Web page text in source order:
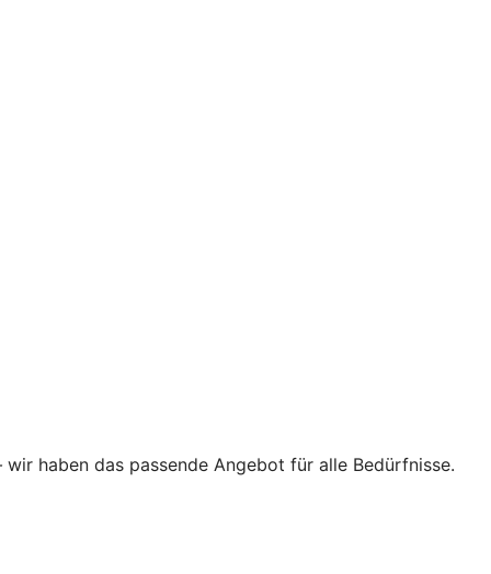
wir haben das passende Angebot für alle Bedürfnisse.